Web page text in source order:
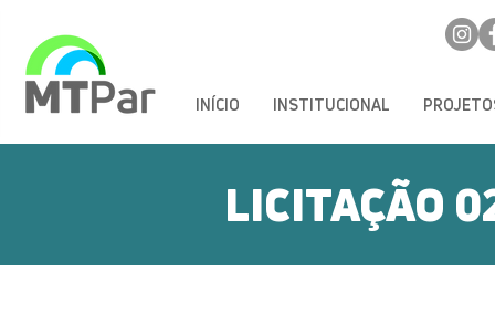
INÍCIO INSTITUCIONAL
LICITAÇÃO